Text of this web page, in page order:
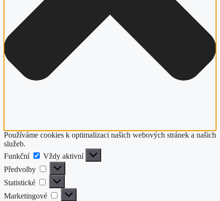
Používáme cookies k optimalizaci našich webových stránek a našich
služeb.
Funkční
Funkční
Vždy aktivní
Předvolby
Předvolby
Statistické Statistické
Marketingové Marketingové